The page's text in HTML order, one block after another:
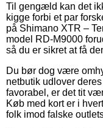
Til gengæld kan det
kigge forbi et par
på Shimano XTR –
model RD-M9000
så du er sikret at få
Du bør dog være
netbutik udlover
favorabel, er det tit
Køb med kort er i
folk imod falske